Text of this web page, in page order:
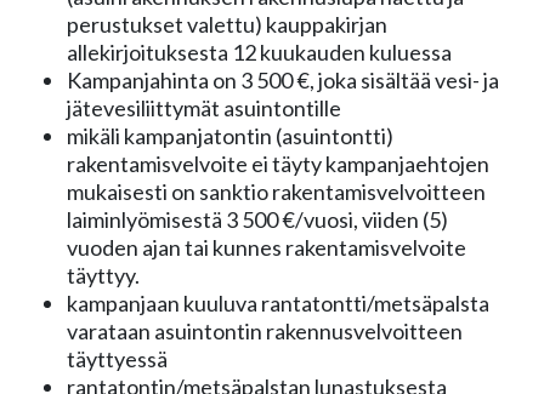
perustukset valettu) kauppakirjan
allekirjoituksesta 12 kuukauden kuluessa
Kampanjahinta on 3 500 €, joka sisältää vesi- ja
jätevesiliittymät asuintontille
mikäli kampanjatontin (asuintontti)
rakentamisvelvoite ei täyty kampanjaehtojen
mukaisesti on sanktio rakentamisvelvoitteen
laiminlyömisestä 3 500 €/vuosi, viiden (5)
vuoden ajan tai kunnes rakentamisvelvoite
täyttyy.
kampanjaan kuuluva rantatontti/metsäpalsta
varataan asuintontin rakennusvelvoitteen
täyttyessä
rantatontin/metsäpalstan lunastuksesta